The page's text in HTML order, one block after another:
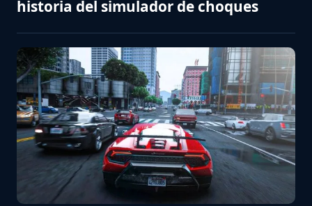
historia del simulador de choques